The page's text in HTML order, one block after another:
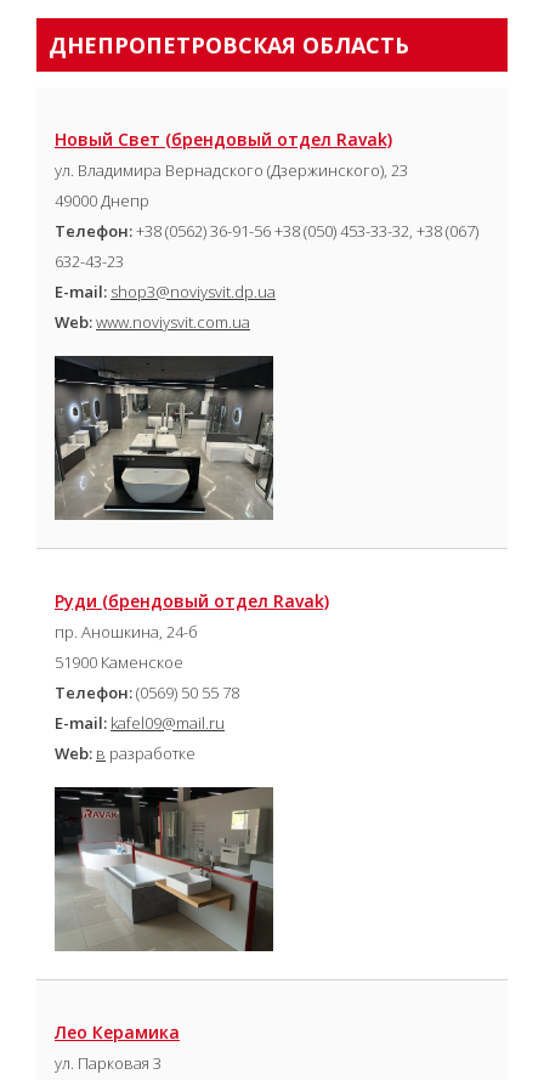
ДНЕПРОПЕТРОВСКАЯ ОБЛАСТЬ
Новый Свет (брендовый отдел Ravak)
ул. Владимира Вернадского (Дзержинского), 23
49000 Днепр
Телефон:+38 (0562) 36-91-56 +38 (050) 453-33-32, +38 (067)
632-43-23
E-mail: shop3@noviysvit.dp.ua
Web:www.noviysvit.com.ua
Руди (брендовый отдел Ravak)
пр. Аношкина, 24-б
51900 Каменское
Телефон:(0569) 50 55 78
E-mail: kafel09@mail.ru
Web: в разработке
Лео Керамика
ул. Парковая 3